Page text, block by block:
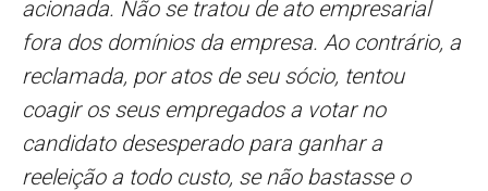
acionada. Não se tratou de ato empresarial
fora dos domínios da empresa. Ao contrário, a
reclamada, por atos de seu sócio, tentou
coagir os seus empregados a votar no
candidato desesperado para ganhar a
reeleição a todo custo, se não bastasse o